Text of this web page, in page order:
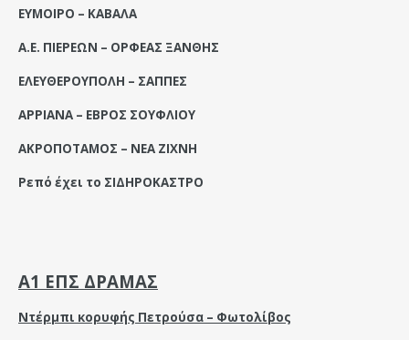
ΕΥΜΟΙΡΟ – ΚΑΒΑΛΑ
Α.Ε. ΠΙΕΡΕΩΝ – ΟΡΦΕΑΣ ΞΑΝΘΗΣ
ΕΛΕΥΘΕΡΟΥΠΟΛΗ – ΣΑΠΠΕΣ
ΑΡΡΙΑΝΑ – ΕΒΡΟΣ ΣΟΥΦΛΙΟΥ
ΑΚΡΟΠΟΤΑΜΟΣ – ΝΕΑ ΖΙΧΝΗ
Ρεπό έχει το ΣΙΔΗΡΟΚΑΣΤΡΟ
A1 ΕΠΣ ΔΡΑΜΑΣ
Ντέρμπι κορυφής Πετρούσα – Φωτολίβος